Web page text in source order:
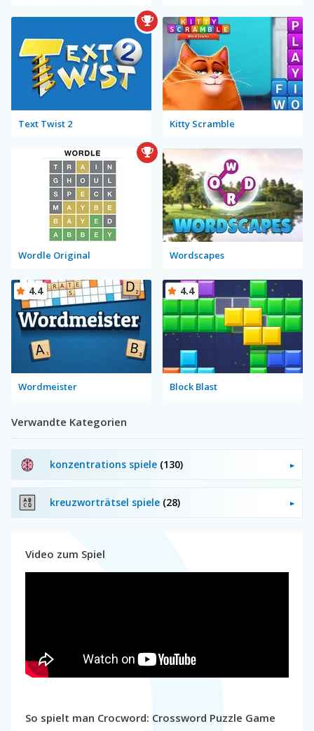
Text Twist 2 Kitty Scramble
Wordle Original Wordscapes
Wordmeister
4.4
Block Blast
4.4
Verwandte Kategorien
konzentrations spiele (130)
kreuzworträtsel spiele (28)
Video zum Spiel
So spielt man Crocword: Crossword Puzzle Game